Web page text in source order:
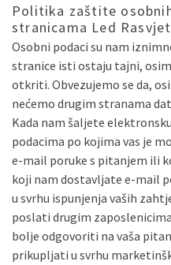
Politika zaštite
stranicama Led
Osobni podaci su nam
stranice isti ostaju tajni,
otkriti. Obvezujemo se da,
nećemo drugim stranama
Kada nam šaljete
podacima po kojima vas je
e-mail poruke s pitanjem ili
koji nam dostavljate e-mail
u svrhu ispunjenja vaših
poslati drugim
bolje odgovoriti na vaša
prikupljati u svrhu